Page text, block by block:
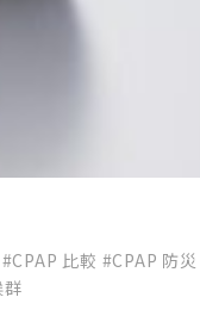
#CPAP 比較 #CPAP 防災